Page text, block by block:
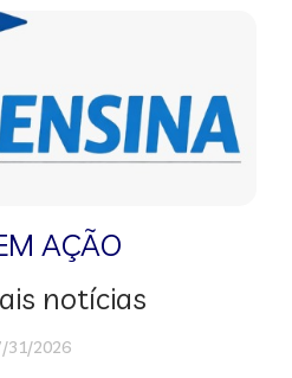
AÇÃO
notícias
31/2026